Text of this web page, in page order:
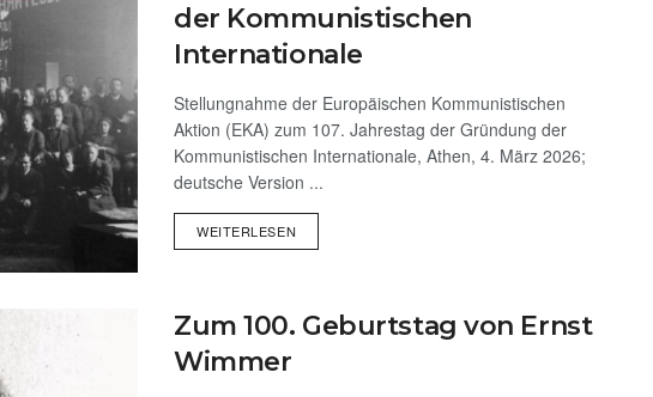
der Kommunistischen
Internationale
Stellungnahme der Europäischen Kommunistischen
Aktion (EKA) zum 107. Jahrestag der Gründung der
Kommunistischen Internationale, Athen, 4. März 2026;
deutsche Version ...
WEITERLESEN
Zum 100. Geburtstag von Ernst
Wimmer